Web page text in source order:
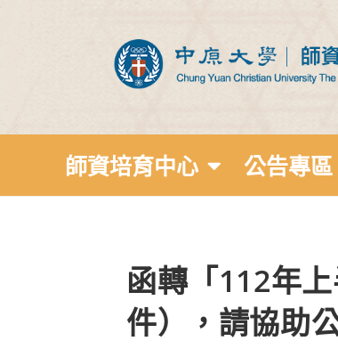
師資培育中心 公告專區
函轉「112年
件），請協助